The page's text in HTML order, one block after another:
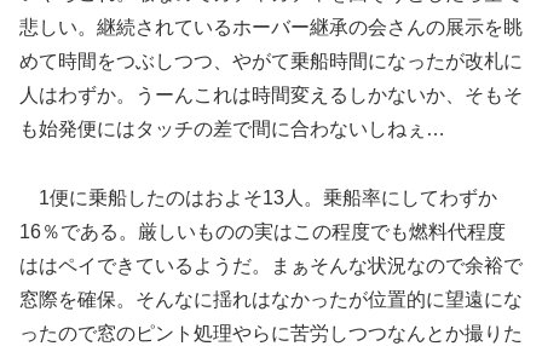
悲しい。継続されているホーバー継承の会さんの展示を眺
めて時間をつぶしつつ、やがて乗船時間になったが改札に
人はわずか。うーんこれは時間変えるしかないか、そもそ
も始発便にはタッチの差で間に合わないしねぇ…
1便に乗船したのはおよそ13人。乗船率にしてわずか
16％である。厳しいものの実はこの程度でも燃料代程度
ははペイできているようだ。まぁそんな状況なので余裕で
窓際を確保。そんなに揺れはなかったが位置的に望遠にな
ったので窓のピント処理やらに苦労しつつなんとか撮りた